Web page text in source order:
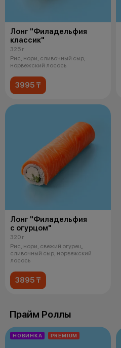
Лонг "Филадельфия
классик"
325 г
Рис, нори, сливочный сыр,
норвежский лосось
3995 ₸
Лонг "Филадельфия
с огурцом"
320 г
Рис, нори, свежий огурец,
сливочный сыр, норвежский
лосось
3895 ₸
Прайм Роллы
НОВИНКА PREMIUM